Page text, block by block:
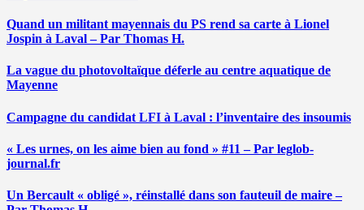
Quand un militant mayennais du PS rend sa carte à Lionel
Jospin à Laval – Par Thomas H.
La vague du photovoltaïque déferle au centre aquatique de
Mayenne
Campagne du candidat LFI à Laval : l’inventaire des insoumis
« Les urnes, on les aime bien au fond » #11 – Par leglob-
journal.fr
Un Bercault « obligé », réinstallé dans son fauteuil de maire –